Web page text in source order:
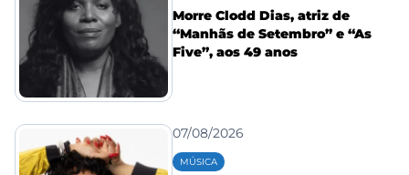
Morre Clodd Dias, atriz de
“Manhãs de Setembro” e “As
Five”, aos 49 anos
07/08/2026
MÚSICA